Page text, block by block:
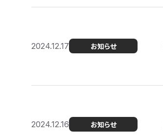
2024.12.17 お知らせ
2024.12.16 お知らせ